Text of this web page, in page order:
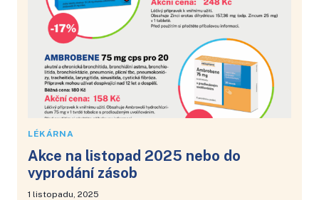
LÉKÁRNA
Akce na listopad 2025 nebo do
vyprodání zásob
1 listopadu, 2025